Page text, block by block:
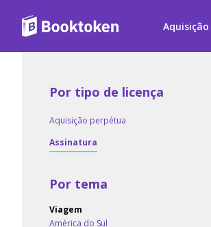
Por tipo de licença
Aquisição perpétua
Assinatura
Por tema
Viagem
América do Sul